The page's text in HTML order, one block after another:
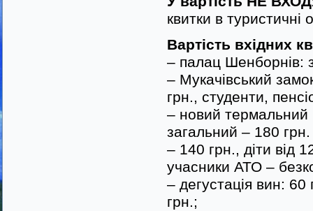
квитки в туристичні
Вартість вхідних
– палац Шенборнів:
– Мукачівський
грн., студенти,
– новий термальний
загальний – 180
– 140 грн., діти від
учасники АТО –
– дегустація вин:
грн.;